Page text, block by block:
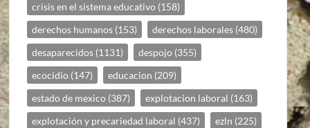
crisis en el sistema educativo (158)
derechos humanos (153) derechos laborales (480)
desaparecidos (1131) despojo (355)
ecocidio (147) educacion (209)
estado de mexico (387) explotacion laboral (163)
explotación y precariedad laboral (437) ezln (225)